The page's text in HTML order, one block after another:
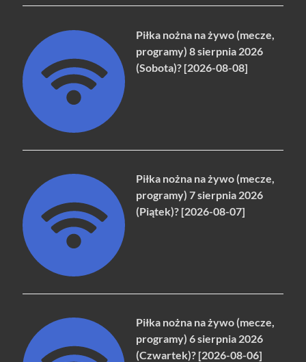
Piłka nożna na żywo (mecze,
programy) 8 sierpnia 2026
(Sobota)? [2026-08-08]
Piłka nożna na żywo (mecze,
programy) 7 sierpnia 2026
(Piątek)? [2026-08-07]
Piłka nożna na żywo (mecze,
programy) 6 sierpnia 2026
(Czwartek)? [2026-08-06]